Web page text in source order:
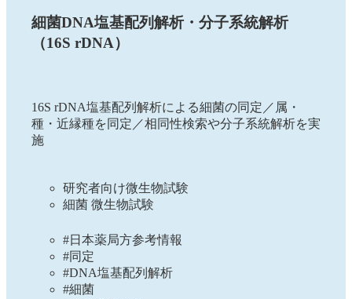
細菌DNA塩基配列解析・分子系統解析
（16S rDNA）
16S rDNA塩基配列解析による細菌の同定／属・
種・近縁種を同定／相同性検索や分子系統解析を実
施
研究者向け微生物試験
細菌 微生物試験
#日本薬局方参考情報
#同定
#DNA塩基配列解析
#細菌